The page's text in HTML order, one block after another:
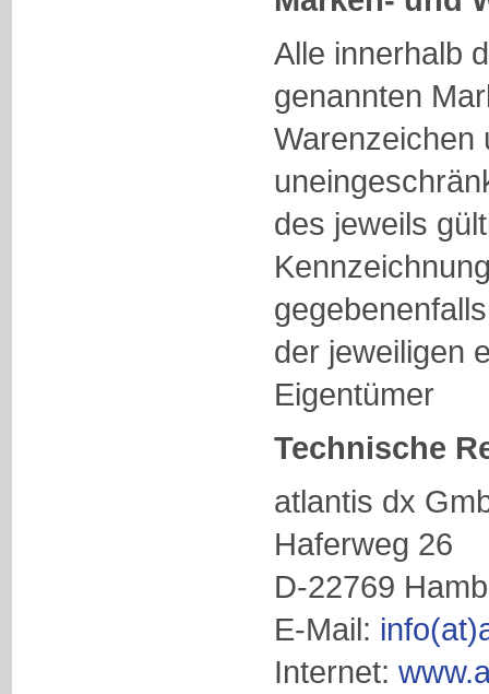
Alle innerhalb
genannten
Warenzeichen
des jeweils
der jeweiligen
Eigentümer
Technische
atlantis dx
Haferweg 26
D-22769
E-Mail:
Internet: